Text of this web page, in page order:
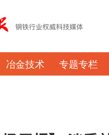
冶金技术 专题专栏